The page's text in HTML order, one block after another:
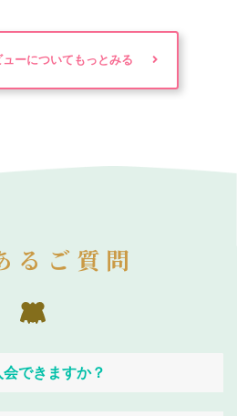
ーについてもっとみる
るご質問
できますか？